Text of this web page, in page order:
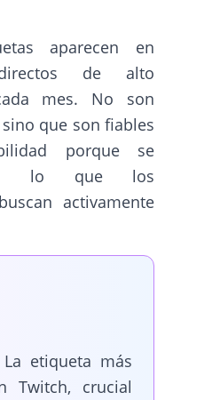
aparecen en
de alto
mes. No son
que son fiables
porque se
lo que los
activamente
etiqueta más
Twitch, crucial